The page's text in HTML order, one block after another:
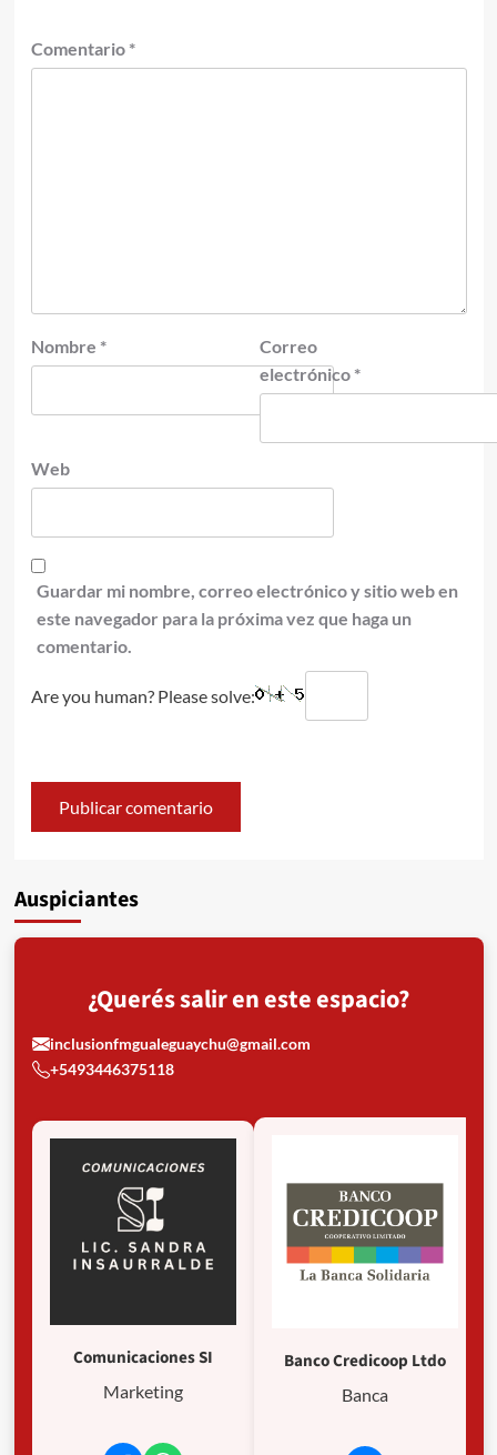
Comentario *
Nombre *
Correo
electrónico *
Web
Guardar mi nombre, correo electrónico y sitio web en
este navegador para la próxima vez que haga un
comentario.
Are you human? Please solve:
Auspiciantes
¿Querés salir en este espacio?
inclusionfmgualeguaychu@gmail.com
+5493446375118
Comunicaciones SI
Marketing
Banco Credicoop Ltdo
Banca